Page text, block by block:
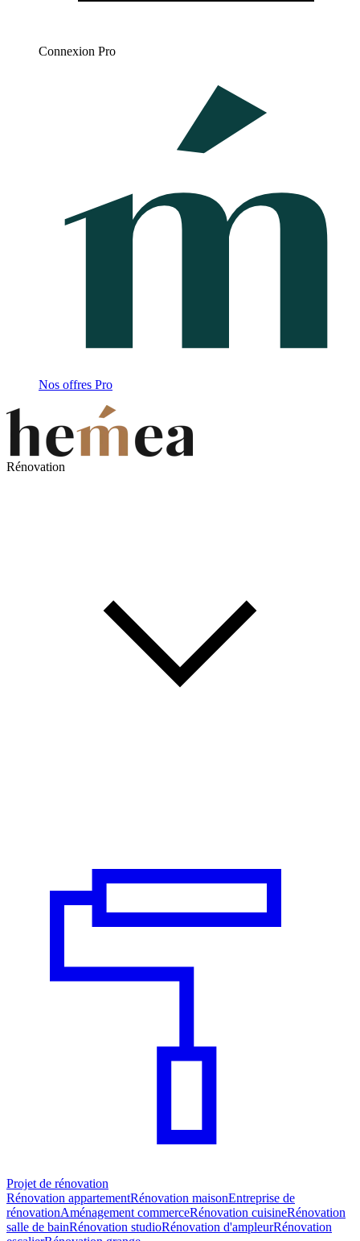
Connexion Pro
Nos offres Pro
Rénovation
Projet de rénovation
Rénovation appartementRénovation maisonEntreprise de
rénovationAménagement commerceRénovation cuisineRénovation
salle de bainRénovation studioRénovation d'ampleurRénovation